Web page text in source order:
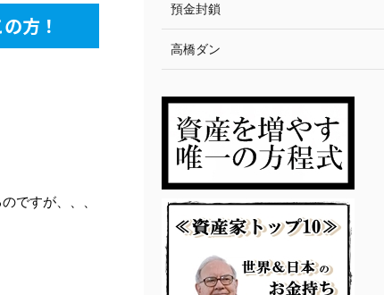
方！
ですが、、、
預金封鎖
高橋ダン